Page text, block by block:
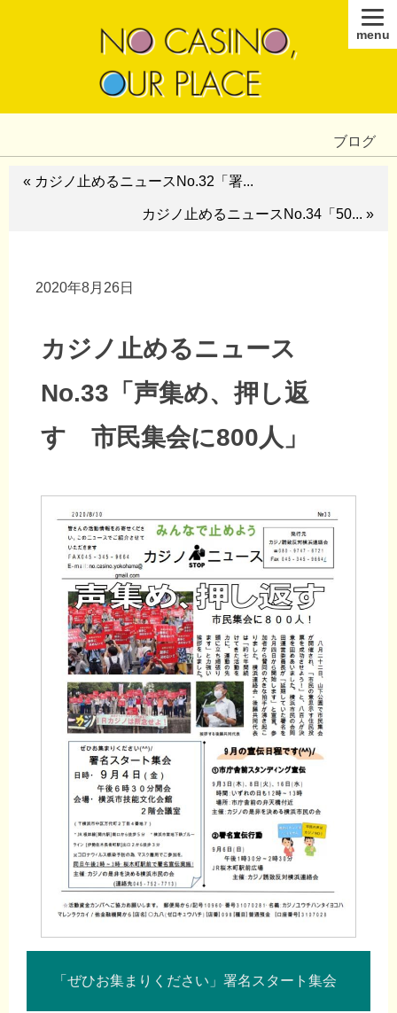
ブログ
« カジノ止めるニュースNo.32「署...
カジノ止めるニュースNo.34「50... »
2020年8月26日
カジノ止めるニュース
No.33「声集め、押し返
す 市民集会に800人」
「ぜひお集まりください」署名スタート集会
menu